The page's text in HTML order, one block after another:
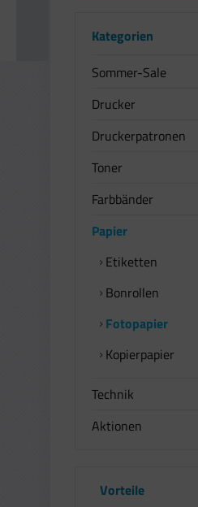
Kategorien
Sommer-Sale
Drucker
Druckerpatronen
Toner
Farbbänder
Papier
Etiketten
Bonrollen
Fotopapier
Kopierpapier
Technik
Aktionen
Vorteile